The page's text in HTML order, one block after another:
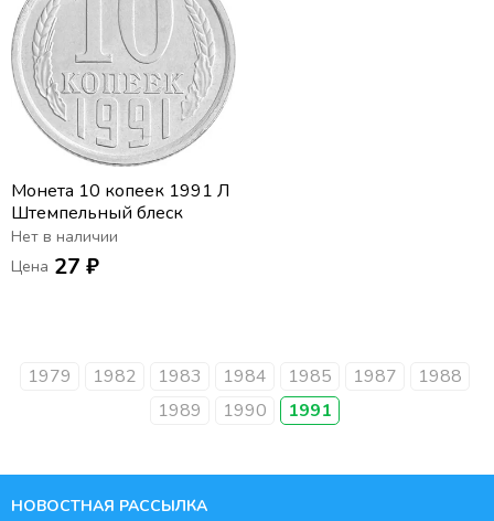
Монета 10 копеек 1991 Л
Штемпельный блеск
Нет в наличии
Цена 27 ₽
1979 1982 1983 1984 1985 1987
1988
1989
1990 1991
НОВОСТНАЯ РАССЫЛКА